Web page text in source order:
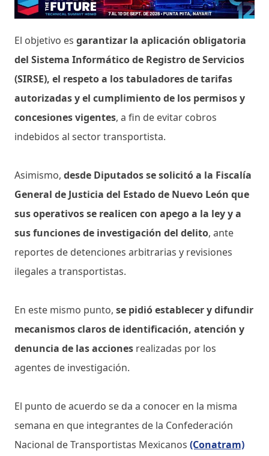
El objetivo es garantizar la aplicación obligatoria
del Sistema Informático de Registro de Servicios
(SIRSE), el respeto a los tabuladores de tarifas
autorizadas y el cumplimiento de los permisos y
concesiones vigentes, a fin de evitar cobros
indebidos al sector transportista.
Asimismo, desde Diputados se solicitó a la Fiscalía
General de Justicia del Estado de Nuevo León que
sus operativos se realicen con apego a la ley y a
sus funciones de investigación del delito, ante
reportes de detenciones arbitrarias y revisiones
ilegales a transportistas.
En este mismo punto, se pidió establecer y difundir
mecanismos claros de identificación, atención y
denuncia de las acciones realizadas por los
agentes de investigación.
El punto de acuerdo se da a conocer en la misma
semana en que integrantes de la Confederación
Nacional de Transportistas Mexicanos (Conatram)